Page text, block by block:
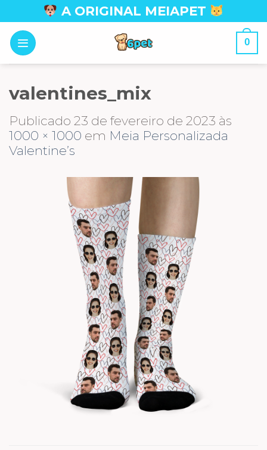
to
content
A ORIGINAL MEIAPET
0
valentines_mix
Publicado 23 de fevereiro de 2023 às
1000 × 1000 em Meia Personalizada
Valentine’s